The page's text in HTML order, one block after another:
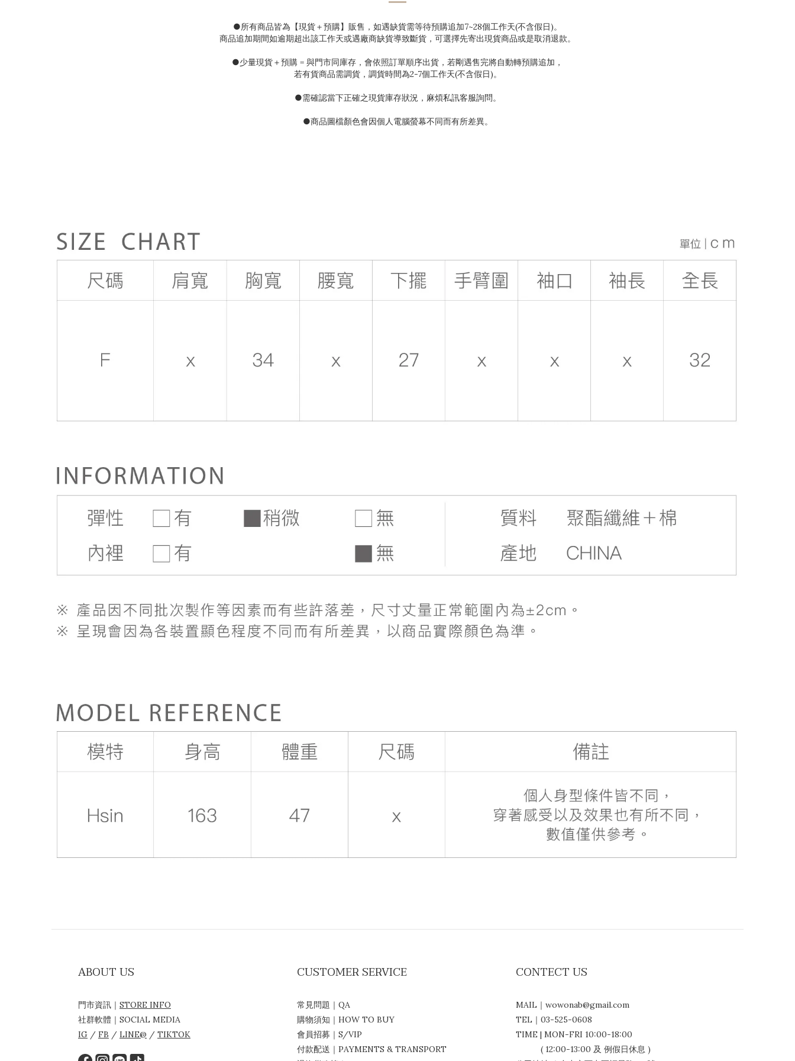
●所有商品皆為【現貨＋預購】販售，如遇缺貨需等待預購追加7~28個工作天(不含假日)。
商品追加期間如逾期超出該工作天或遇廠商缺貨導致斷貨，可選擇先寄出現貨商品或是取消退款。
●少量現貨＋預購 = 與門市同庫存，會依照訂單順序出貨，若剛遇售完將自動轉預購追加，
若有貨商品需調貨，調貨時間為2-7個工作天(不含假日)。
●需確認當下正確之現貨庫存狀況，麻煩私訊客服詢問。
●商品圖檔顏色會因個人電腦螢幕不同而有所差異。
ABOUT US
門市資訊｜ STORE INFO
社群軟體｜SOCIAL MEDIA
IG / FB / LINE@ / TIKTOK
CUSTOMER SERVICE
常見問題｜QA
購物須知｜HOW TO BUY
會員招募｜S/VIP
付款配送｜PAYMENTS & TRANSPORT
CONTECT US
MAIL｜wowonab@gmail.com
TEL｜03-525-0608
TIME | MON-FRI 10:00-18:00
( 12:00-13:00 及 例假日休息 )